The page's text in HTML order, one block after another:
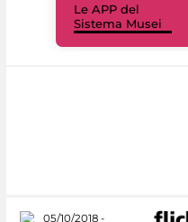
Le APP del
Sistema Musei